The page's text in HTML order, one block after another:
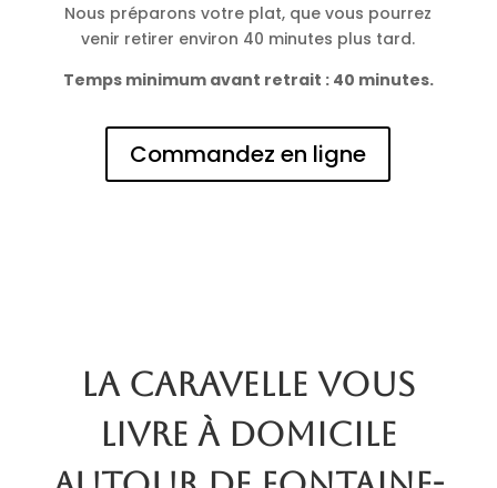
Nous préparons votre plat, que vous pourrez
venir retirer environ 40 minutes plus tard.
Temps minimum avant retrait : 40 minutes.
Commandez en ligne
La Caravelle vous
livre à domicile